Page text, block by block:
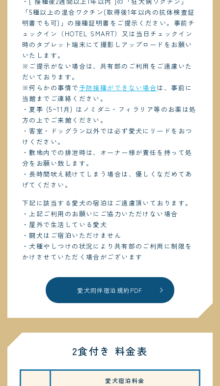
「5種以上の混合ワクチン(取得後1年以内の抗体検査証
明書でも可)」の接種証明書をご提示ください。事前チ
ェックイン（HOTEL SMART）又は当日チェックイン
時のタブレット端末にて撮影しアップロードをお願い
いたします。
※ご提示がない場合は、共有部のご利用をご遠慮いた
だいております。
※何らかの事情で予防接種ができない場合は、事前に
当館までご連絡ください。
・夏季 (5~11月) はノミダニ・フィラリア等のお薬は処
方の上でご来館ください。
・客室・ドッグラン以外では必ず愛犬にリードをおつ
けください。
・敷地内での排泄時は、オーナー様が責任を持って処
分をお願い致します。
・長時間吠え続けてしまう場合は、優しくなだめてあ
げてください。
下記に該当する愛犬の宿泊はご遠慮頂いております。
・上記ご利用のお願いにご協力いただけない場合
・屋外で生活している愛犬
・闘犬はご宿泊いただけません
・犬種やしつけの状況により共有部のご利用に制限を
かけさせていただく場合がございます
愛犬同伴宿泊規約PDF
2食付き 料金表
愛犬宿泊料金